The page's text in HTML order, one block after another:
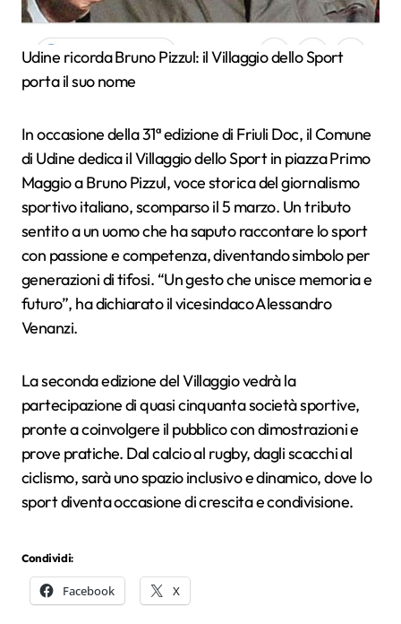
Udine ricorda Bruno Pizzul: il Villaggio dello Sport
porta il suo nome
In occasione della 31ª edizione di Friuli Doc, il Comune
di Udine dedica il Villaggio dello Sport in piazza Primo
Maggio a Bruno Pizzul, voce storica del giornalismo
sportivo italiano, scomparso il 5 marzo. Un tributo
sentito a un uomo che ha saputo raccontare lo sport
con passione e competenza, diventando simbolo per
generazioni di tifosi. “Un gesto che unisce memoria e
futuro”, ha dichiarato il vicesindaco Alessandro
Venanzi.
La seconda edizione del Villaggio vedrà la
partecipazione di quasi cinquanta società sportive,
pronte a coinvolgere il pubblico con dimostrazioni e
prove pratiche. Dal calcio al rugby, dagli scacchi al
ciclismo, sarà uno spazio inclusivo e dinamico, dove lo
sport diventa occasione di crescita e condivisione.
Condividi:
Facebook X